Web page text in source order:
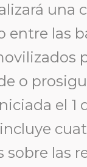
una
entre las
o
el 1
sobre las